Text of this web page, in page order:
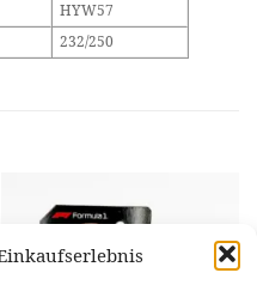
HYW57
232/250